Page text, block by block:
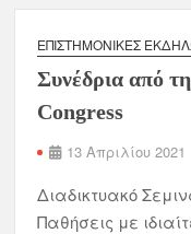
ΕΠΙΣΤΗΜΟΝΙΚΈΣ
Συνέδρια από
Congress
13 Απριλίου 2021
Διαδικτυακό
Παθήσεις με